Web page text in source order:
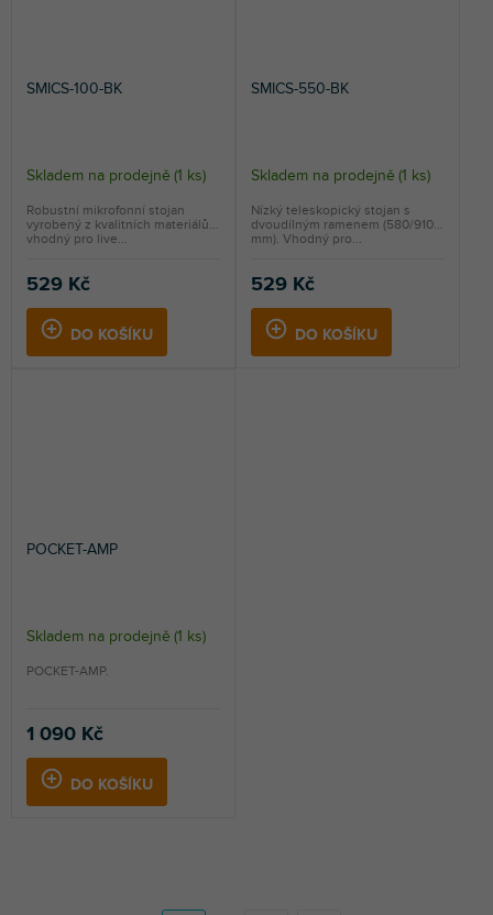
SMICS-100-BK
Skladem na prodejně (1 ks)
529 Kč
DO KOŠÍKU
Robustní mikrofonní stojan
vyrobený z kvalitních materiálů,
vhodný pro live...
SMICS-550-BK
Skladem na prodejně (1 ks)
529 Kč
DO KOŠÍKU
Nízký teleskopický stojan s
dvoudílným ramenem (580/910
mm). Vhodný pro...
POCKET-AMP
Skladem na prodejně (1 ks)
1 090 Kč
DO KOŠÍKU
POCKET-AMP.